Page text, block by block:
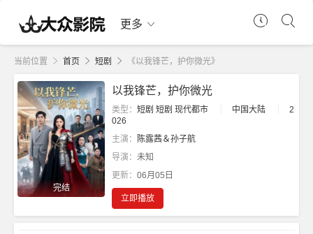
更多
当前位置 首页 短剧 《以我锋芒，护你微光》
完结
以我锋芒，护你微光
类型： 短剧 短剧 现代都市 中国大陆
2
026
主演：
陈露茜＆孙子航
导演： 未知
更新： 06月05日
立即播放